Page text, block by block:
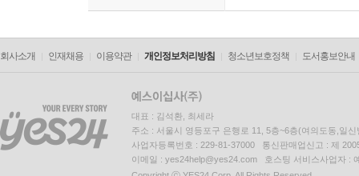
회사소개 인재채용 이용약관 개인정보처리방침 청소년보호정책 도서홍보안내
대표 : 김석환, 최세라
주소 : 서울시 영등포구 은행로 11, 5층~6층(여의도동,일신
사업자등록번호 : 229-81-37000 통신판매업신고 : 제
이메일 : yes24help@yes24.com 호스팅 서비스사업자 :